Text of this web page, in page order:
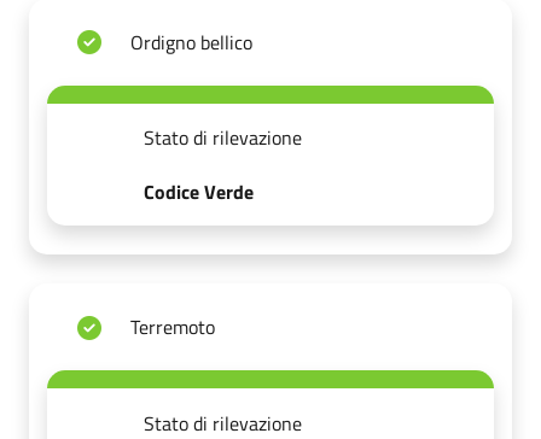
Ordigno bellico
Stato di rilevazione
Codice Verde
Terremoto
Stato di rilevazione